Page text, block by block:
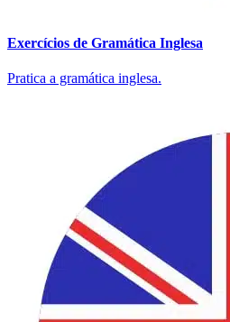
Exercícios de Gramática Inglesa
Pratica a gramática inglesa.